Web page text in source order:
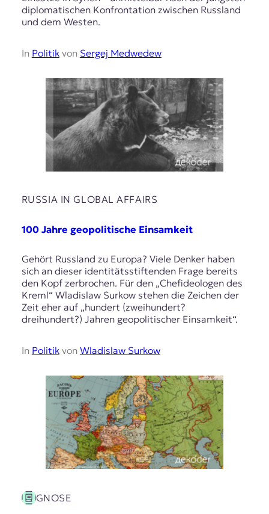
diplomatischen Konfrontation zwischen Russland
und dem Westen.
In Politikvon Sergej Medwedew
RUSSIA IN GLOBAL AFFAIRS
100 Jahre geopolitische Einsamkeit
Gehört Russland zu Europa? Viele Denker haben
sich an dieser identitätsstiftenden Frage bereits
den Kopf zerbrochen. Für den „Chefideologen des
Kreml“ Wladislaw Surkow stehen die Zeichen der
Zeit eher auf „hundert (zweihundert?
dreihundert?) Jahren geopolitischer Einsamkeit“.
In Politikvon Wladislaw Surkow
GNOSE